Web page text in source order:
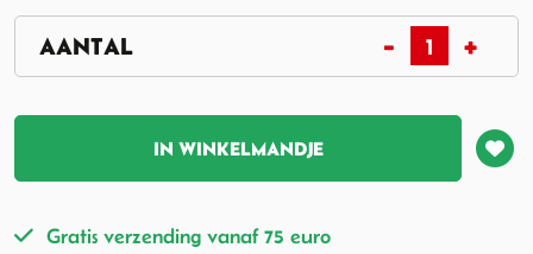
IN WINKELMANDJE
Gratis verzending vanaf 75 euro